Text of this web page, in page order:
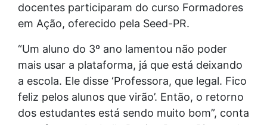
docentes participaram do curso Formadores
em Ação, oferecido pela Seed-PR.
“Um aluno do 3º ano lamentou não poder
mais usar a plataforma, já que está deixando
a escola. Ele disse ‘Professora, que legal. Fico
feliz pelos alunos que virão’. Então, o retorno
dos estudantes está sendo muito bom”, conta